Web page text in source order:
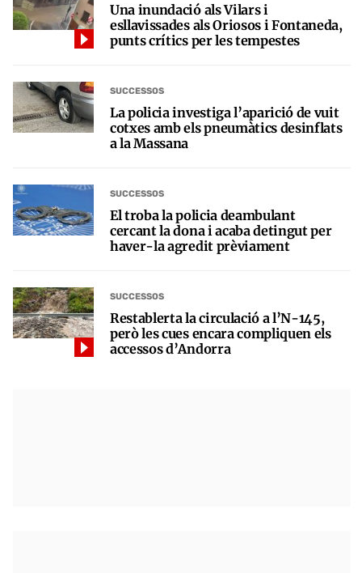
Una inundació als Vilars i
esllavissades als Oriosos i Fontaneda,
punts crítics per les tempestes
SUCCESSOS
La policia investiga l’aparició de vuit
cotxes amb els pneumàtics desinflats
a la Massana
SUCCESSOS
El troba la policia deambulant
cercant la dona i acaba detingut per
haver-la agredit prèviament
SUCCESSOS
Restablerta la circulació a l’N-145,
però les cues encara compliquen els
accessos d’Andorra